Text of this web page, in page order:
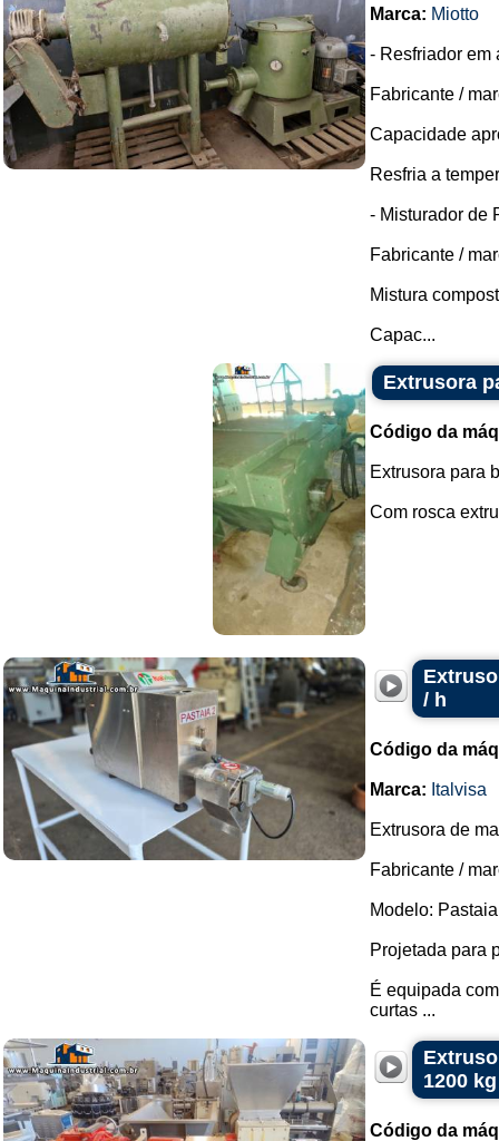
Marca: Miotto
- Resfriador em
Fabricante /
Capacidade
Resfria a
- Misturador de
Fabricante /
Mistura
Capac...
Extrusora
Código da
Extrusora para
Com rosca
/ h
Código da
Marca: Italvisa
Extrusora de
Fabricante /
Modelo:
Projetada para
É equipada
curtas ...
1200 kg
Código da